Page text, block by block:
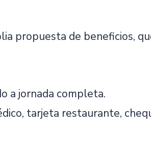
propuesta de beneficios,
a jornada completa.
tarjeta restaurante,